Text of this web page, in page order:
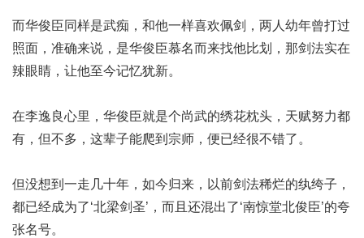
而华俊臣同样是武痴，和他一样喜欢佩剑，两人幼年曾打过
照面，准确来说，是华俊臣慕名而来找他比划，那剑法实在
辣眼睛，让他至今记忆犹新。
在李逸良心里，华俊臣就是个尚武的绣花枕头，天赋努力都
有，但不多，这辈子能爬到宗师，便已经很不错了。
但没想到一走几十年，如今归来，以前剑法稀烂的纨绔子，
都已经成为了‘北梁剑圣’，而且还混出了‘南惊堂北俊臣’的夸
张名号。